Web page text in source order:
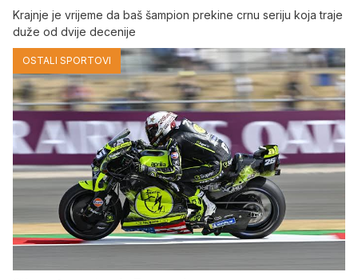
Krajnje je vrijeme da baš šampion prekine crnu seriju koja traje
duže od dvije decenije
OSTALI SPORTOVI